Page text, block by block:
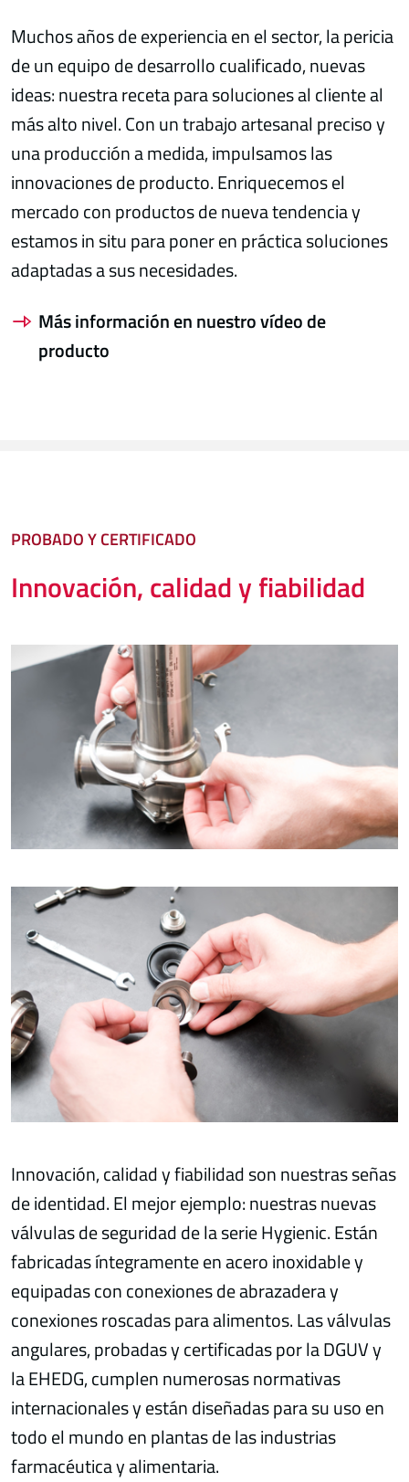
Muchos años de experiencia en el sector, la pericia
de un equipo de desarrollo cualificado, nuevas
ideas: nuestra receta para soluciones al cliente al
más alto nivel. Con un trabajo artesanal preciso y
una producción a medida, impulsamos las
innovaciones de producto. Enriquecemos el
mercado con productos de nueva tendencia y
estamos in situ para poner en práctica soluciones
adaptadas a sus necesidades.
Más información en nuestro vídeo de
producto
PROBADO Y CERTIFICADO
Innovación, calidad y fiabilidad
Innovación, calidad y fiabilidad son nuestras señas
de identidad. El mejor ejemplo: nuestras nuevas
válvulas de seguridad de la serie Hygienic. Están
fabricadas íntegramente en acero inoxidable y
equipadas con conexiones de abrazadera y
conexiones roscadas para alimentos. Las válvulas
angulares, probadas y certificadas por la DGUV y
la EHEDG, cumplen numerosas normativas
internacionales y están diseñadas para su uso en
todo el mundo en plantas de las industrias
farmacéutica y alimentaria.